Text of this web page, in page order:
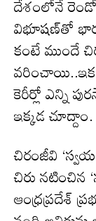
దేశంలోనే రెండో
విభూషణ్‌తో
కంటే ముందే
వరించాయి..ఇక
కెరీర్లో ఎన్ని
ఇక్కడ చూద్దాం.
చిరంజీవి
చిరు న‌టించిన
ఆంధ్రప్రదేశ్